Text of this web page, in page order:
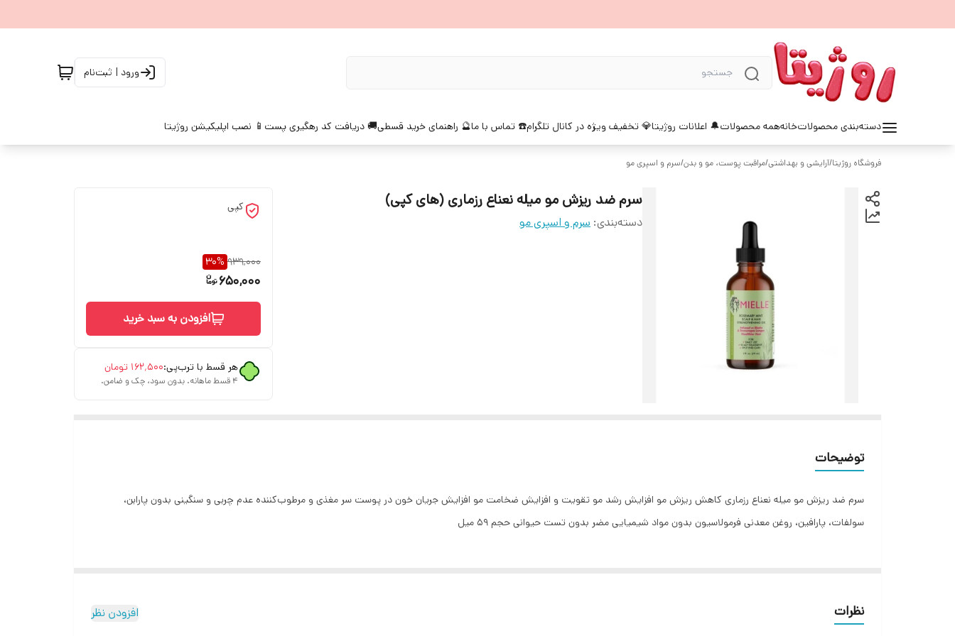
ورود | ثبت‌نام
دسته‌بندی محصولاتخانههمه محصولات🔔 اعلانات روژیتا💎 تخفیف ویژه در کانال تلگرام☎️ تماس با ما🔮 راهنمای خرید قسطی🚚 دریافت کد رهگیری پست 📱 نصب اپلیکیشن روژیتا
فروشگاه روژیتا/آرایشی و بهداشتی/مراقبت پوست، مو و بدن/سرم و اسپری مو
سرم ضد ریزش مو میله نعناع رزماری (های کپی)
دسته‌بندی: سرم و اسپری مو
کپی
939,000
30%
650,000
افزودن به سبد خرید
هر قسط با ترب‌پی:۱۶۲٬۵۰۰ تومان
۴ قسط ماهانه. بدون سود، چک و ضامن.
توضیحات
سرم ضد ریزش مو میله نعناع رزماری کاهش ریزش مو افزایش رشد مو تقویت و افزایش ضخامت مو افزایش جریان خون در پوست سر مغذی و مرطوب‌کننده عدم چربی و سنگینی بدون پارابن،
سولفات، پارافین، روغن معدنی فرمولاسیون بدون مواد شیمیایی مضر بدون تست حیوانی حجم 59 میل
نظرات افزودن نظر